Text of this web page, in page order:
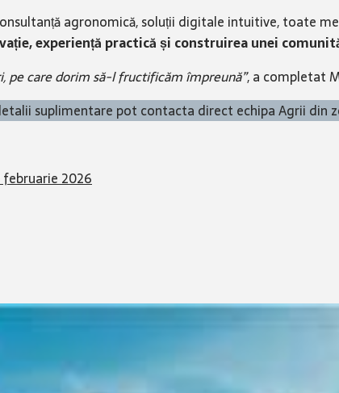
agronomică, soluții digitale intuitive, toate
experiență practică și construirea unei
pe care dorim să-l fructificăm împreună”, a completat
suplimentare pot contacta direct echipa Agrii din
februarie 2026